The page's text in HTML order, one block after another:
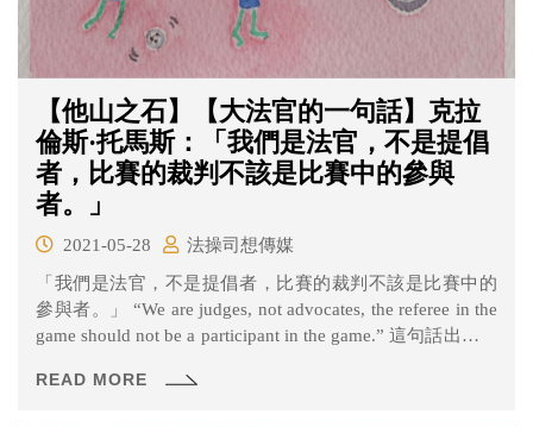
【他山之石】【大法官的一句話】克拉
倫斯·托馬斯：「我們是法官，不是提倡
者，比賽的裁判不該是比賽中的參與
者。」
2021-05-28
法操司想傳媒
「我們是法官，不是提倡者，比賽的裁判不該是比賽中的
參與者。」 “We are judges, not advocates, the referee in the
game should not be a participant in the game.” 這句話出自現
Thomas），是他在去（2020）年於美國上映的紀錄片
READ MORE